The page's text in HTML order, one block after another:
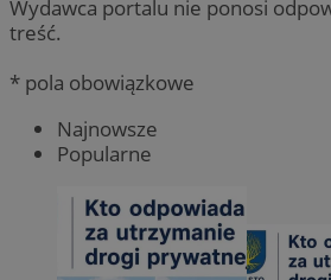
Wydawca portalu nie ponosi
treść.
* pola obowiązkowe
Najnowsze
Popularne